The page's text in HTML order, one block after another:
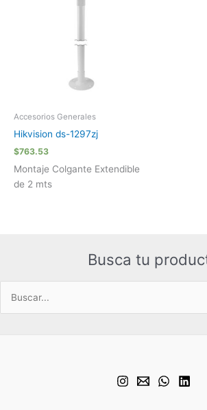
Accesorios Generales
Hikvision ds-1297zj
$763.53
Montaje Colgante Extendible
de 2 mts
Busca tu
Buscar
por: